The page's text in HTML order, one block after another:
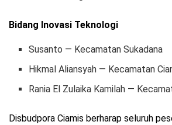
Bidang Inovasi Teknologi
Susanto — Kecamatan Sukadana
Hikmal Aliansyah — Kecamatan
Rania El Zulaika Kamilah —
Disbudpora Ciamis berharap seluruh